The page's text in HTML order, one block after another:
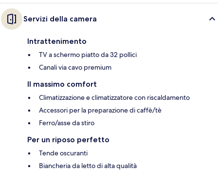
Servizi della camera
Intrattenimento
TV a schermo piatto da 32 pollici
Canali via cavo premium
Il massimo comfort
Climatizzazione e climatizzatore con riscaldamento
Accessori per la preparazione di caffè/tè
Ferro/asse da stiro
Per un riposo perfetto
Tende oscuranti
Biancheria da letto di alta qualità